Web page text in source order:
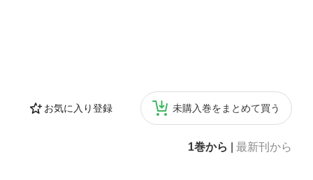
お気に入り登録 未購入巻をまとめて買う
1巻から 最新刊から